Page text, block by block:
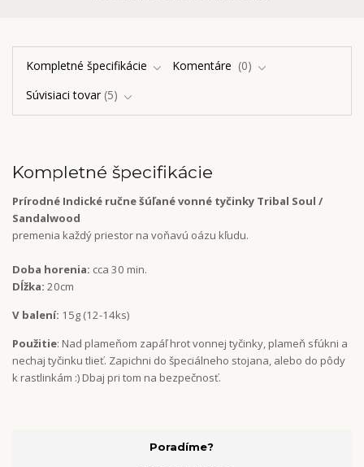
Kompletné špecifikácie Komentáre
0
Súvisiaci tovar 5
Kompletné špecifikácie
Prírodné Indické ručne šúľané vonné tyčinky Tribal Soul /
Sandalwood
premenia každý priestor na voňavú oázu kľudu.
Doba horenia: cca 30 min.
Dĺžka: 20cm
V balení: 15g (12-14ks)
Použitie: Nad plameňom zapáľ hrot vonnej tyčinky, plameň sfúkni a
nechaj tyčinku tlieť. Zapichni do špeciálneho stojana, alebo do pôdy
k rastlinkám :) Dbaj pri tom na bezpečnosť.
Poradíme?